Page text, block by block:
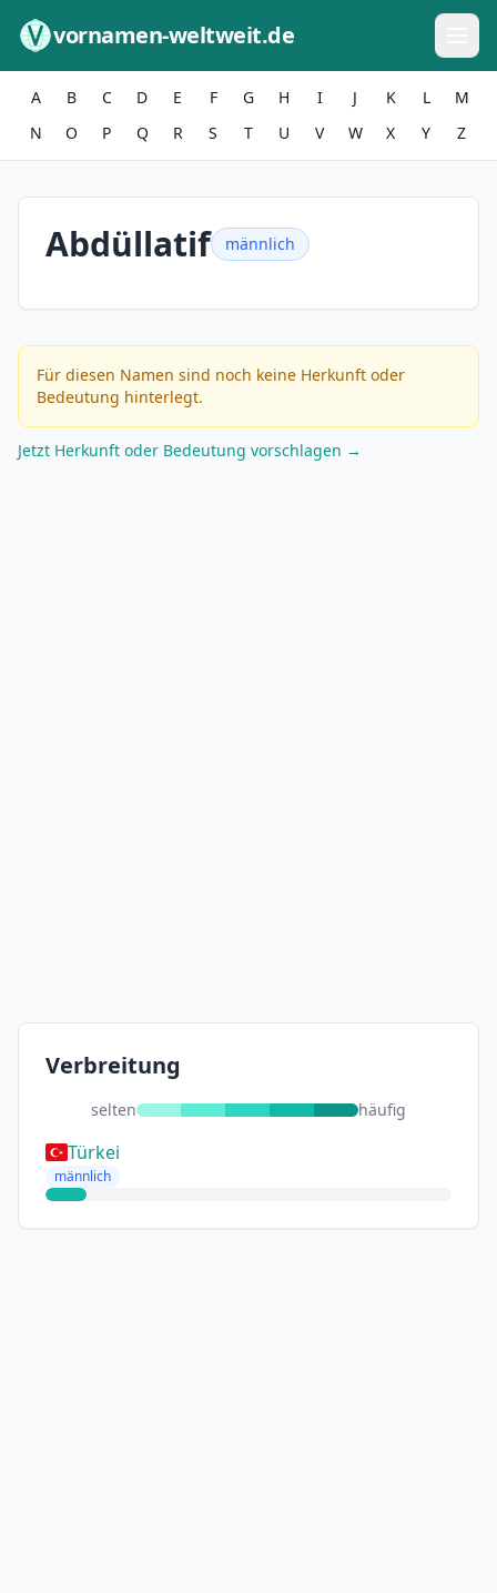
vornamen-weltweit.de
A B C D E F G H I J K L
M
N
O P Q R S T U V W X Y Z
Abdüllatif männlich
Für diesen Namen sind noch keine Herkunft oder
Bedeutung hinterlegt.
Jetzt Herkunft oder Bedeutung vorschlagen →
Verbreitung
selten häufig
Türkei
männlich